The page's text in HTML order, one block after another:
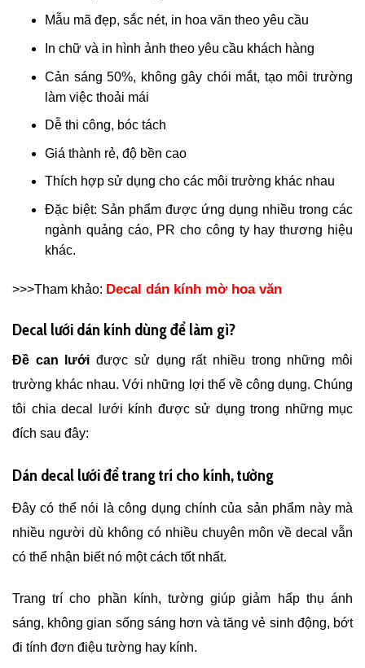
Mẫu mã đẹp, sắc nét, in hoa văn theo yêu cầu
In chữ và in hình ảnh theo yêu cầu khách hàng
Cản sáng 50%, không gây chói mắt, tạo môi trường
làm việc thoải mái
Dễ thi công, bóc tách
Giá thành rẻ, độ bền cao
Thích hợp sử dụng cho các môi trường khác nhau
Đặc biệt: Sản phẩm được ứng dụng nhiều trong các
ngành quảng cáo, PR cho công ty hay thương hiệu
khác.
>>>Tham khảo: Decal dán kính mờ hoa văn
Decal lưới dán kính dùng để làm gì?
Đề can lưới được sử dụng rất nhiều trong những môi
trường khác nhau. Với những lợi thế về công dụng. Chúng
tôi chia decal lưới kính được sử dụng trong những mục
đích sau đây:
Dán decal lưới để trang trí cho kính, tường
Đây có thể nói là công dụng chính của sản phẩm này mà
nhiều người dù không có nhiều chuyên môn về decal vẫn
có thể nhận biết nó một cách tốt nhất.
Trang trí cho phần kính, tường giúp giảm hấp thụ ánh
sáng, không gian sống sáng hơn và tăng vẻ sinh động, bớt
đi tính đơn điệu tường hay kính.